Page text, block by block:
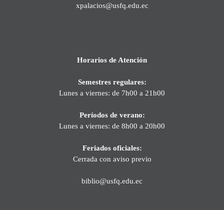
xpalacios@usfq.edu.ec
Horarios de Atención
Semestres regulares:
Lunes a viernes: de 7h00 a 21h00
Períodos de verano:
Lunes a viernes: de 8h00 a 20h00
Feriados oficiales:
Cerrada con aviso previo
biblio@usfq.edu.ec